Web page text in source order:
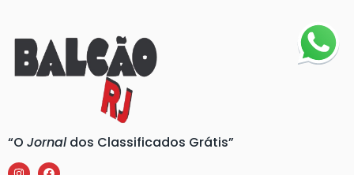
“O Jornaldos Classificados Grátis”